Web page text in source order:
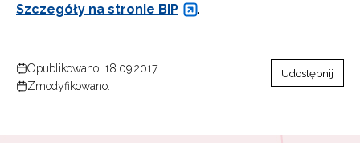
Szczegóły na stronie BIP
.
Opublikowano: 18.09.2017
Zmodyfikowano:
Udostępnij